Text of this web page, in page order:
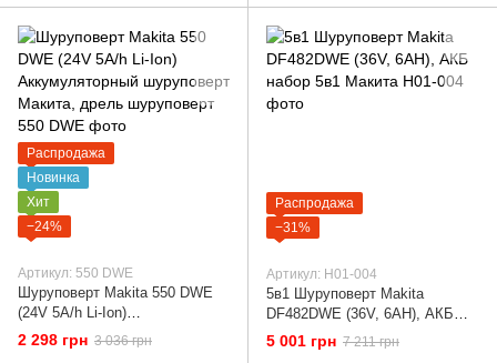
Макита
Макита
Распродажа
Новинка
Хит
−24%
Артикул: 550 DWE
Шуруповерт Makita 550 DWE
(24V 5A/h Li-Ion)
Аккумуляторный шуруповерт
Макита, дрель шуруповерт
2 298 грн 3 036 грн
Распродажа
−31%
Артикул: Н01-004
5в1 Шуруповерт Makita
DF482DWE (36V, 6AH), АКБ
набор 5в1 Макита
5 001 грн 7 211 грн